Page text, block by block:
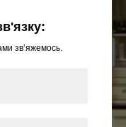
звʼяжемось.